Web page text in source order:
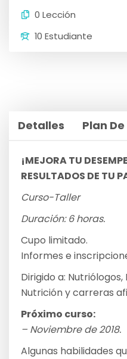
0 Lección
10 Estudiante
Detalles Plan
¡MEJORA TU
RESULTADOS DE TU
Curso-Taller
Duración: 6 horas.
Cupo limitado.
Informes e
Dirigido a:
Nutrición y carreras
Próximo curso:
– Noviembre de 2018.
Algunas habilidades